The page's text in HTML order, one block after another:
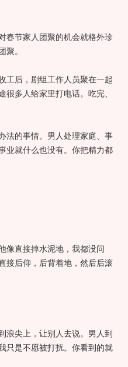
节家人团聚的机会就格外珍
聚。
后，剧组工作人员聚在一起
多人给家里打电话。吃完、
的事情。男人处理家庭、事
业就什么也没有。你把精力都
直接摔水泥地，我都没问
接后仰，后背着地，然后后滚
尖上，让别人去说。男人到
只是不愿被打扰。你看到的就